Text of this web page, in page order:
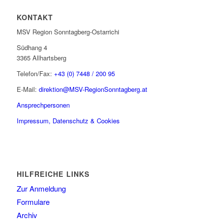
KONTAKT
MSV Region Sonntagberg-Ostarrichi
Südhang 4
3365 Allhartsberg
Telefon/Fax: +43 (0) 7448 / 200 95
E-Mail: direktion@MSV-RegionSonntagberg.at
Ansprechpersonen
Impressum, Datenschutz & Cookies
HILFREICHE LINKS
Zur Anmeldung
Formulare
Archiv